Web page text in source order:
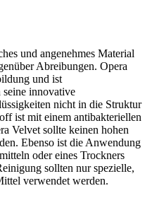
und angenehmes Material
Abreibungen. Opera
und ist
seine innovative
nicht in die Struktur
ist mit einem antibakteriellen
Velvet sollte keinen hohen
Ebenso ist die Anwendung
oder eines Trockners
sollten nur spezielle,
verwendet werden.